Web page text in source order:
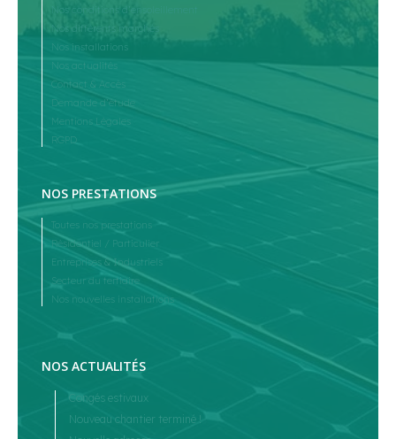
Nos conditions d’ensoleillement
Nos différents marchés
Nos installations
Nos actualités
Contact & Accès
Demande d’étude
Mentions Légales
RGPD
NOS PRESTATIONS
Toutes nos prestations
Résidentiel / Particulier
Entreprises & Industriels
Secteur du tertiaire
Nos nouvelles installations
NOS ACTUALITÉS
Congés estivaux
Nouveau chantier terminé !